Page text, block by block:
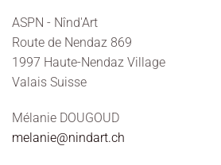
ASPN - Nînd'Art
Route de Nendaz 869
1997 Haute-Nendaz Village
Valais Suisse
Mélanie DOUGOUD
melanie@nindart.ch